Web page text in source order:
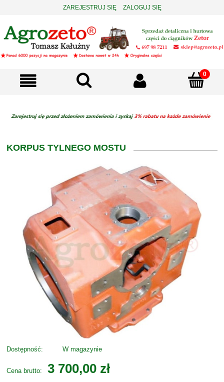
ZAREJESTRUJ SIĘ ZALOGUJ SIĘ
KORPUS TYLNEGO MOSTU
Dostępność: W magazynie
Cena brutto: 3 700,00 zł